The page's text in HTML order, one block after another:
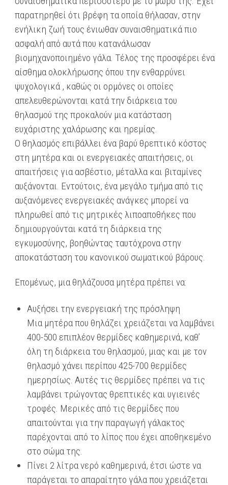
παρατηρηθεί ότι βρέφη τα οποία θήλασαν, στην
ενήλικη ζωή τους ένιωθαν συναισθηματικά πιο
ασφαλή από αυτά που κατανάλωσαν
βιομηχανοποιημένο γάλα. Τέλος της προσφέρει ένα
αίσθημα ολοκλήρωσης όπου την ενθαρρύνει
ψυχολογικά , καθώς οι ορμόνες οι οποίες
απελευθερώνονται κατά την διάρκεια του
θηλασμού της προκαλούν μια κατάσταση
ευχάριστης χαλάρωσης και ηρεμίας.
Ο θηλασμός επιβάλλει ένα βαρύ θρεπτικό κόστος
στη μητέρα και οι ενεργειακές απαιτήσεις, οι
απαιτήσεις για ασβέστιο, μέταλλα και βιταμίνες
αυξάνονται. Εντούτοις, ένα μεγάλο τμήμα από τις
αυξανόμενες ενεργειακές ανάγκες μπορεί να
πληρωθεί από τις μητρικές λιποαποθήκες που
δημιουργούνται κατά τη διάρκεια της
εγκυμοσύνης, βοηθώντας ταυτόχρονα στην
αποκατάσταση του κανονικού σωματικού βάρους.
Επομένως, μια θηλάζουσα μητέρα πρέπει να:
Αυξήσει την ενεργειακή της πρόσληψη
Μια μητέρα που θηλάζει χρειάζεται να λαμβάνει
400-500 επιπλέον θερμίδες καθημερινά, καθ’
όλη τη διάρκεια του θηλασμού, μιας και με τον
θηλασμό χάνει περίπου 425-700 θερμίδες
ημερησίως. Αυτές τις θερμίδες πρέπει να τις
λαμβάνει τρώγοντας θρεπτικές και υγιεινές
τροφές. Μερικές από τις θερμίδες που
απαιτούνται για την παραγωγή γάλακτος
παρέχονται από το λίπος που έχει αποθηκεμένο
στο σώμα της.
Πίνει 2 λίτρα νερό καθημερινά, έτσι ώστε να
παράγεται το απαραίτητο γάλα που χρειάζεται